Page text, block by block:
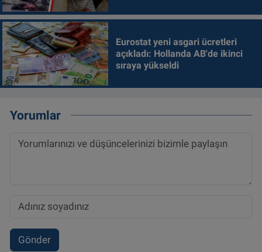
Eurostat yeni asgari ücretleri
açıkladı: Hollanda AB'de ikinci
sıraya yükseldi
Yorumlar
Gönder